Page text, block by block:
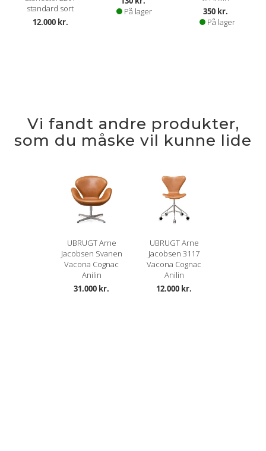
standard sort
12.000 kr.
På lager
350 kr.
På lager
Vi fandt andre produkter,
som du måske vil kunne lide
UBRUGT Arne
Jacobsen Svanen
Vacona Cognac
Anilin
31.000 kr.
UBRUGT Arne
Jacobsen 3117
Vacona Cognac
Anilin
12.000 kr.